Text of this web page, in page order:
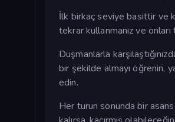
İlk birkaç seviye basittir ve
tekrar kullanmanız ve
Düşmanlarla
bir şekilde almayı öğrenin,
edin.
Her turun sonunda bir